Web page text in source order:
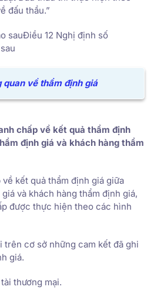
đấu thầu.”
sauĐiều 12 Nghị định số
quan về thẩm định giá
chấp về kết quả thẩm định
định giá và khách hàng thẩm
kết quả thẩm định giá giữa
và khách hàng thẩm định giá,
được thực hiện theo các hình
trên cơ sở những cam kết đã ghi
giá.
thương mại.